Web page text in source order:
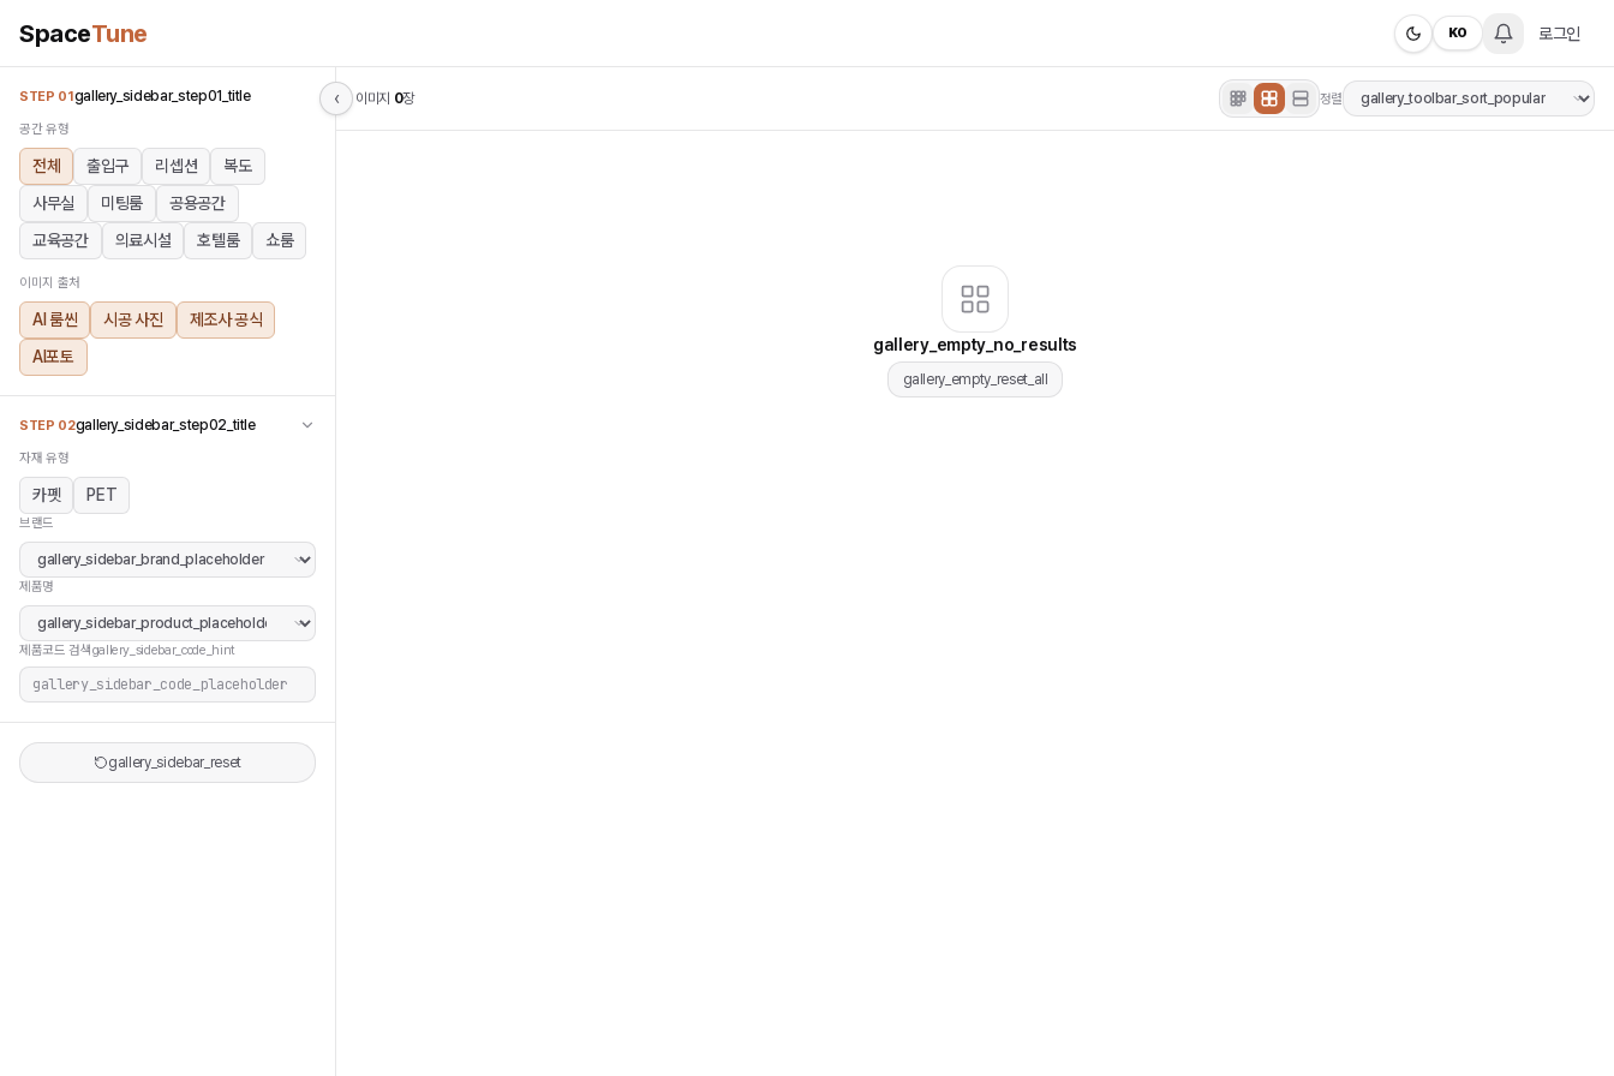
SpaceTune KO 로그인
STEP 01gallery_sidebar_step01_title
공간 유형
전체 출입구 리셉션
복도
사무실
미팅룸
공용공간
교육공간
의료시설 호텔룸 쇼룸
이미지 출처
AI 룸씬 시공 사진
제조사 공식
AI포토
STEP 02gallery_sidebar_step02_title
자재 유형
카펫 PET
브랜드
제품명
제품코드 검색gallery_sidebar_code_hint
gallery_sidebar_reset
‹ 이미지 0장 정렬
gallery_empty_no_results
gallery_empty_reset_all